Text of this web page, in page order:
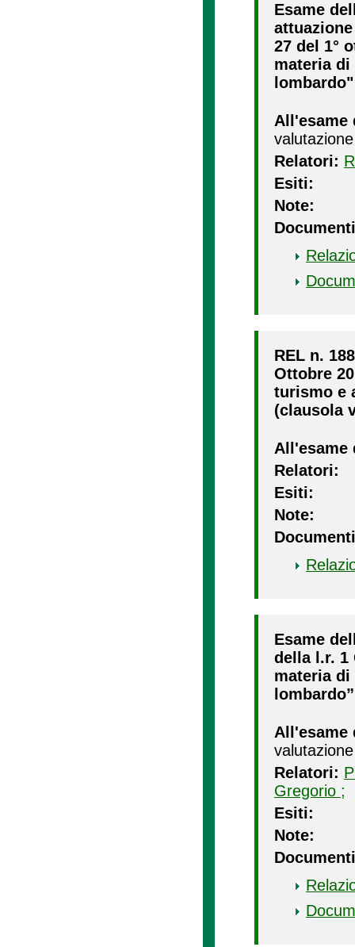
Esame
27 del 1°
materia
All'esame
valutazione
Relatori:
Esiti:
Note:
REL n.
Ottobre
turismo e
(clausola
All'esame
Relatori:
Esiti:
Note:
Esame
della l.r. 1
materia
All'esame
valutazione
Relatori:
Gregorio ;
Esiti:
Note: